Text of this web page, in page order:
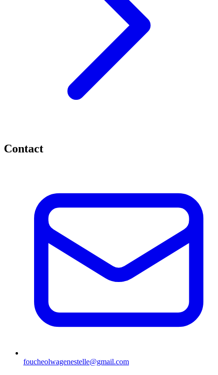
Contact
foucheolwagenestelle@gmail.com